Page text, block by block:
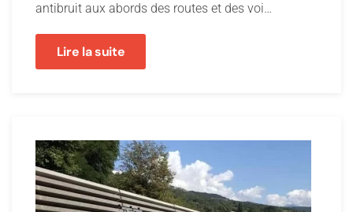
antibruit aux abords des routes et des voi…
Lire la suite